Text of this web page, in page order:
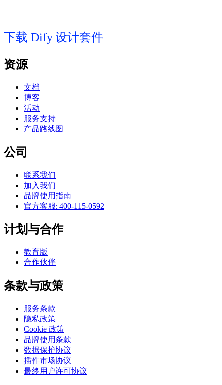
下载 Dify 设计套件
资源
文档
博客
活动
服务支持
产品路线图
公司
联系我们
加入我们
品牌使用指南
官方客服: 400-115-0592
计划与合作
教育版
合作伙伴
条款与政策
服务条款
隐私政策
Cookie 政策
品牌使用条款
数据保护协议
插件市场协议
最终用户许可协议